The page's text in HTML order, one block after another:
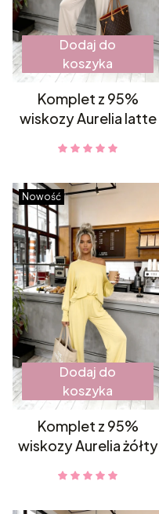
Dodaj do
koszyka
Komplet z 95%
wiskozy Aurelia latte
Nowość
Dodaj do
koszyka
Komplet z 95%
wiskozy Aurelia żółty